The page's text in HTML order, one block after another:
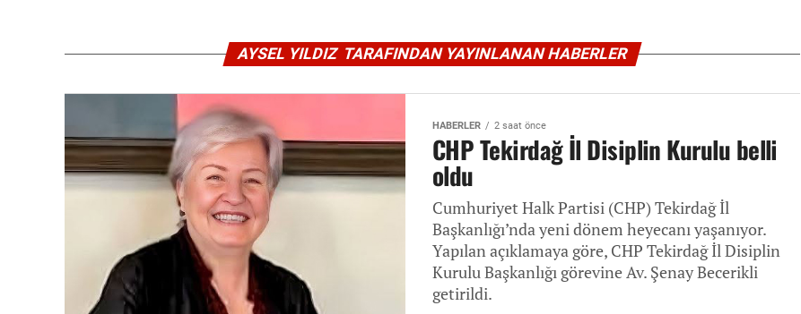
AYSEL YILDIZ TARAFINDAN YAYINLANAN HABERLER
HABERLER 2 saat önce
CHP Tekirdağ İl Disiplin Kurulu belli
oldu
Cumhuriyet Halk Partisi (CHP) Tekirdağ İl
Başkanlığı’nda yeni dönem heyecanı yaşanıyor.
Yapılan açıklamaya göre, CHP Tekirdağ İl Disiplin
Kurulu Başkanlığı görevine Av. Şenay Becerikli
getirildi.